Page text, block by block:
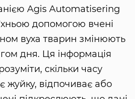
Agis Automatisering
допомогою вчені
вуха тварин змінюють
дня. Ця інформація
скільки часу
жуйку, відпочиває або